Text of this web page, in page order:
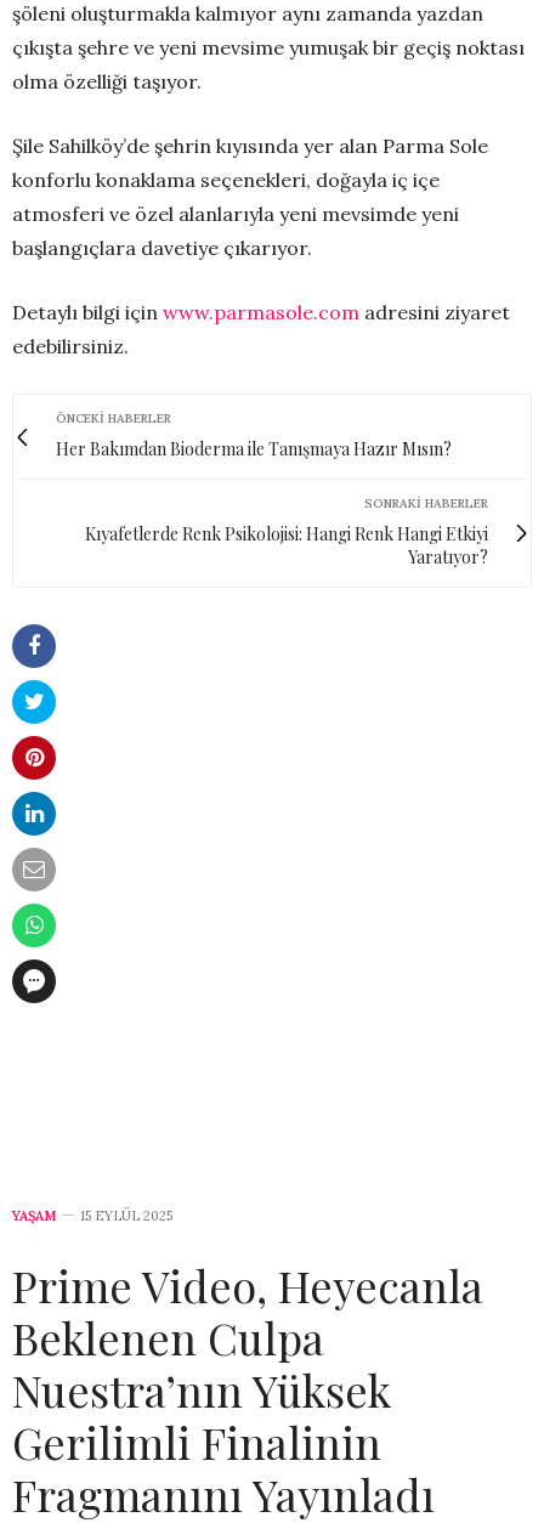
şöleni oluşturmakla kalmıyor aynı zamanda yazdan
çıkışta şehre ve yeni mevsime yumuşak bir geçiş noktası
olma özelliği taşıyor.
Şile Sahilköy’de şehrin kıyısında yer alan Parma Sole
konforlu konaklama seçenekleri, doğayla iç içe
atmosferi ve özel alanlarıyla yeni mevsimde yeni
başlangıçlara davetiye çıkarıyor.
Detaylı bilgi için www.parmasole.com adresini ziyaret
edebilirsiniz.
ÖNCEKI HABERLER
Her Bakımdan Bioderma ile Tanışmaya Hazır Mısın?
SONRAKI HABERLER
Kıyafetlerde Renk Psikolojisi: Hangi Renk Hangi Etkiyi
Yaratıyor?
YAŞAM 15 EYLÜL 2025
Prime Video, Heyecanla
Beklenen Culpa
Nuestra’nın Yüksek
Gerilimli Finalinin
Fragmanını Yayınladı